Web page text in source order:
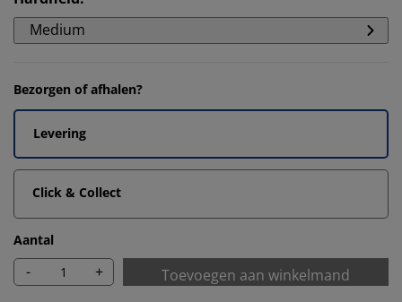
Medium
Bezorgen of afhalen?
Levering
Click & Collect
Aantal
- + Toevoegen aan winkelmand